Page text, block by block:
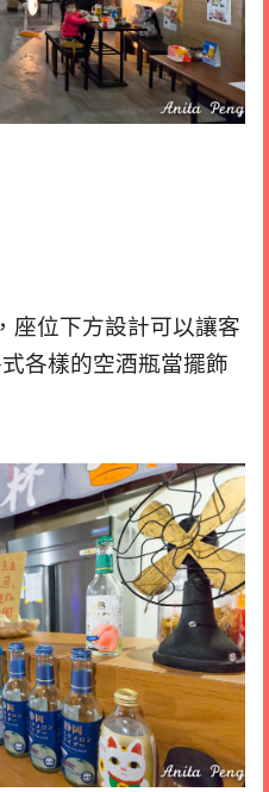
座位下方設計可以讓客
各樣的空酒瓶當擺飾